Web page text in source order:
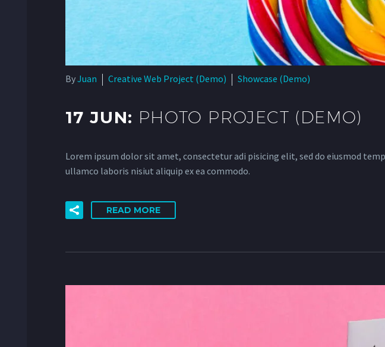
ByJuan Creative Web Project (Demo) Showcase (Demo)
17 JUN: PHOTO PROJECT (DEMO)
Lorem ipsum dolor sit amet, consectetur adi pisicing elit, sed do eiusmod
ullamco laboris nisiut aliquip ex ea commodo.
READ MORE